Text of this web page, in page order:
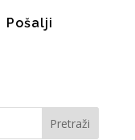
Pošalji